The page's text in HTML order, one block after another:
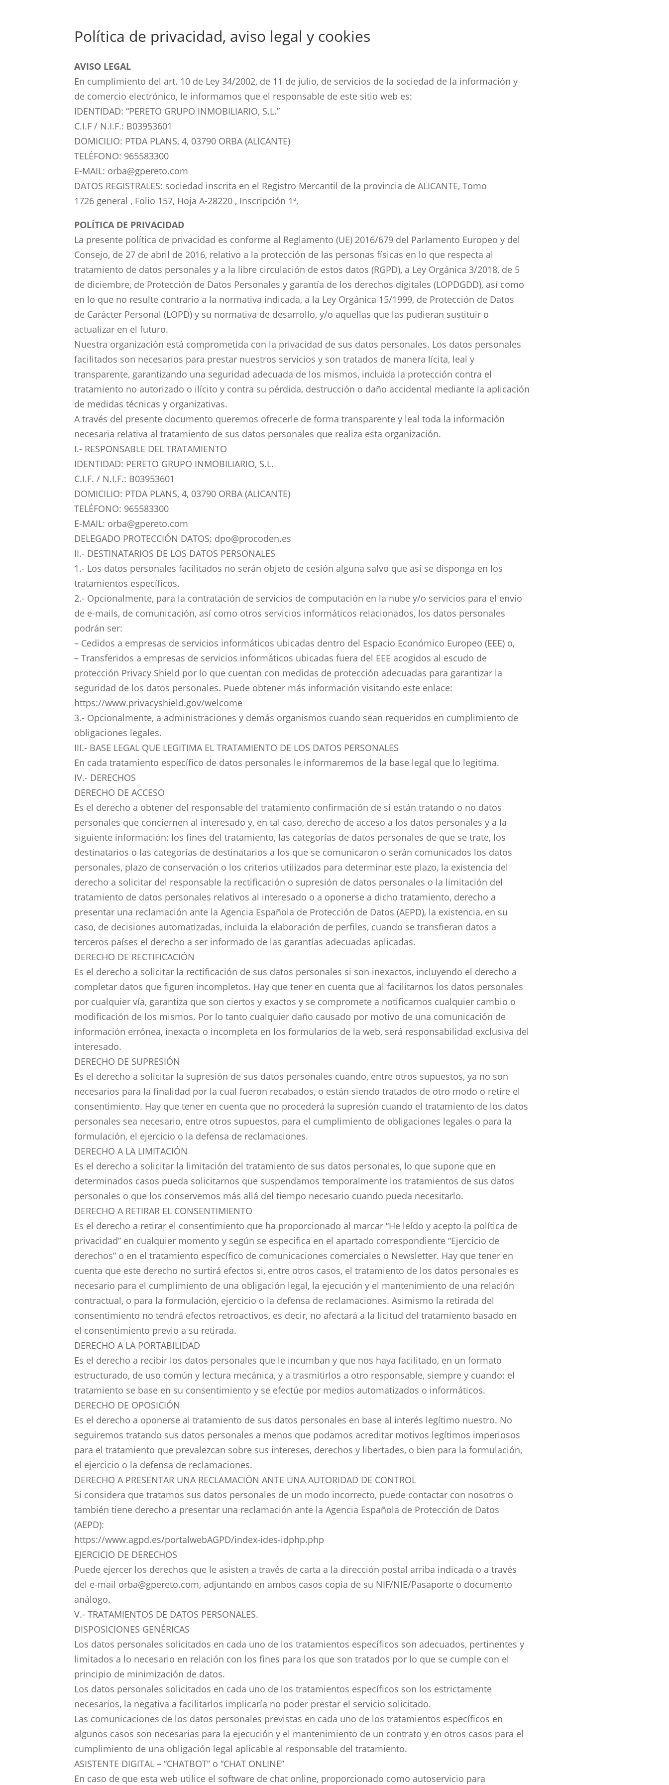
Política de privacidad, aviso legal y cookies
AVISO LEGAL
En cumplimiento del art. 10 de Ley 34/2002, de 11 de julio, de servicios de la sociedad de la información y
de comercio electrónico, le informamos que el responsable de este sitio web es:
IDENTIDAD: “PERETO GRUPO INMOBILIARIO, S.L.”
C.I.F / N.I.F.: B03953601
DOMICILIO: PTDA PLANS, 4, 03790 ORBA (ALICANTE)
TELÉFONO: 965583300
E-MAIL: orba@gpereto.com
DATOS REGISTRALES: sociedad inscrita en el Registro Mercantil de la provincia de ALICANTE, Tomo
1726 general , Folio 157, Hoja A-28220 , Inscripción 1ª,
POLÍTICA DE PRIVACIDAD
La presente política de privacidad es conforme al Reglamento (UE) 2016/679 del Parlamento Europeo y del
Consejo, de 27 de abril de 2016, relativo a la protección de las personas físicas en lo que respecta al
tratamiento de datos personales y a la libre circulación de estos datos (RGPD), a Ley Orgánica 3/2018, de 5
de diciembre, de Protección de Datos Personales y garantía de los derechos digitales (LOPDGDD), así como
en lo que no resulte contrario a la normativa indicada, a la Ley Orgánica 15/1999, de Protección de Datos
de Carácter Personal (LOPD) y su normativa de desarrollo, y/o aquellas que las pudieran sustituir o
actualizar en el futuro.
Nuestra organización está comprometida con la privacidad de sus datos personales. Los datos personales
facilitados son necesarios para prestar nuestros servicios y son tratados de manera lícita, leal y
transparente, garantizando una seguridad adecuada de los mismos, incluida la protección contra el
tratamiento no autorizado o ilícito y contra su pérdida, destrucción o daño accidental mediante la aplicación
de medidas técnicas y organizativas.
A través del presente documento queremos ofrecerle de forma transparente y leal toda la información
necesaria relativa al tratamiento de sus datos personales que realiza esta organización.
I.- RESPONSABLE DEL TRATAMIENTO
IDENTIDAD: PERETO GRUPO INMOBILIARIO, S.L.
C.I.F. / N.I.F.: B03953601
DOMICILIO: PTDA PLANS, 4, 03790 ORBA (ALICANTE)
TELÉFONO: 965583300
E-MAIL: orba@gpereto.com
DELEGADO PROTECCIÓN DATOS: dpo@procoden.es
II.- DESTINATARIOS DE LOS DATOS PERSONALES
1.- Los datos personales facilitados no serán objeto de cesión alguna salvo que así se disponga en los
tratamientos específicos.
2.- Opcionalmente, para la contratación de servicios de computación en la nube y/o servicios para el envío
de e-mails, de comunicación, así como otros servicios informáticos relacionados, los datos personales
podrán ser:
– Cedidos a empresas de servicios informáticos ubicadas dentro del Espacio Económico Europeo (EEE) o,
– Transferidos a empresas de servicios informáticos ubicadas fuera del EEE acogidos al escudo de
protección Privacy Shield por lo que cuentan con medidas de protección adecuadas para garantizar la
seguridad de los datos personales. Puede obtener más información visitando este enlace:
https://www.privacyshield.gov/welcome
3.- Opcionalmente, a administraciones y demás organismos cuando sean requeridos en cumplimiento de
obligaciones legales.
III.- BASE LEGAL QUE LEGITIMA EL TRATAMIENTO DE LOS DATOS PERSONALES
En cada tratamiento específico de datos personales le informaremos de la base legal que lo legitima.
IV.- DERECHOS
DERECHO DE ACCESO
Es el derecho a obtener del responsable del tratamiento confirmación de si están tratando o no datos
personales que conciernen al interesado y, en tal caso, derecho de acceso a los datos personales y a la
siguiente información: los fines del tratamiento, las categorías de datos personales de que se trate, los
destinatarios o las categorías de destinatarios a los que se comunicaron o serán comunicados los datos
personales, plazo de conservación o los criterios utilizados para determinar este plazo, la existencia del
derecho a solicitar del responsable la rectificación o supresión de datos personales o la limitación del
tratamiento de datos personales relativos al interesado o a oponerse a dicho tratamiento, derecho a
presentar una reclamación ante la Agencia Española de Protección de Datos (AEPD), la existencia, en su
caso, de decisiones automatizadas, incluida la elaboración de perfiles, cuando se transfieran datos a
terceros países el derecho a ser informado de las garantías adecuadas aplicadas.
DERECHO DE RECTIFICACIÓN
Es el derecho a solicitar la rectificación de sus datos personales si son inexactos, incluyendo el derecho a
completar datos que figuren incompletos. Hay que tener en cuenta que al facilitarnos los datos personales
por cualquier vía, garantiza que son ciertos y exactos y se compromete a notificarnos cualquier cambio o
modificación de los mismos. Por lo tanto cualquier daño causado por motivo de una comunicación de
información errónea, inexacta o incompleta en los formularios de la web, será responsabilidad exclusiva del
interesado.
DERECHO DE SUPRESIÓN
Es el derecho a solicitar la supresión de sus datos personales cuando, entre otros supuestos, ya no son
necesarios para la finalidad por la cual fueron recabados, o están siendo tratados de otro modo o retire el
consentimiento. Hay que tener en cuenta que no procederá la supresión cuando el tratamiento de los datos
personales sea necesario, entre otros supuestos, para el cumplimiento de obligaciones legales o para la
formulación, el ejercicio o la defensa de reclamaciones.
DERECHO A LA LIMITACIÓN
Es el derecho a solicitar la limitación del tratamiento de sus datos personales, lo que supone que en
determinados casos pueda solicitarnos que suspendamos temporalmente los tratamientos de sus datos
personales o que los conservemos más allá del tiempo necesario cuando pueda necesitarlo.
DERECHO A RETIRAR EL CONSENTIMIENTO
Es el derecho a retirar el consentimiento que ha proporcionado al marcar “He leído y acepto la política de
privacidad” en cualquier momento y según se especifica en el apartado correspondiente “Ejercicio de
derechos” o en el tratamiento específico de comunicaciones comerciales o Newsletter. Hay que tener en
cuenta que este derecho no surtirá efectos si, entre otros casos, el tratamiento de los datos personales es
necesario para el cumplimiento de una obligación legal, la ejecución y el mantenimiento de una relación
contractual, o para la formulación, ejercicio o la defensa de reclamaciones. Asimismo la retirada del
consentimiento no tendrá efectos retroactivos, es decir, no afectará a la licitud del tratamiento basado en
el consentimiento previo a su retirada.
DERECHO A LA PORTABILIDAD
Es el derecho a recibir los datos personales que le incumban y que nos haya facilitado, en un formato
estructurado, de uso común y lectura mecánica, y a trasmitirlos a otro responsable, siempre y cuando: el
tratamiento se base en su consentimiento y se efectúe por medios automatizados o informáticos.
DERECHO DE OPOSICIÓN
Es el derecho a oponerse al tratamiento de sus datos personales en base al interés legítimo nuestro. No
seguiremos tratando sus datos personales a menos que podamos acreditar motivos legítimos imperiosos
para el tratamiento que prevalezcan sobre sus intereses, derechos y libertades, o bien para la formulación,
el ejercicio o la defensa de reclamaciones.
DERECHO A PRESENTAR UNA RECLAMACIÓN ANTE UNA AUTORIDAD DE CONTROL
Si considera que tratamos sus datos personales de un modo incorrecto, puede contactar con nosotros o
también tiene derecho a presentar una reclamación ante la Agencia Española de Protección de Datos
(AEPD):
https://www.agpd.es/portalwebAGPD/index-ides-idphp.php
EJERCICIO DE DERECHOS
Puede ejercer los derechos que le asisten a través de carta a la dirección postal arriba indicada o a través
del e-mail orba@gpereto.com, adjuntando en ambos casos copia de su NIF/NIE/Pasaporte o documento
análogo.
V.- TRATAMIENTOS DE DATOS PERSONALES.
DISPOSICIONES GENÉRICAS
Los datos personales solicitados en cada uno de los tratamientos específicos son adecuados, pertinentes y
limitados a lo necesario en relación con los fines para los que son tratados por lo que se cumple con el
principio de minimización de datos.
Los datos personales solicitados en cada uno de los tratamientos específicos son los estrictamente
necesarios, la negativa a facilitarlos implicaría no poder prestar el servicio solicitado.
Las comunicaciones de los datos personales previstas en cada uno de los tratamientos específicos en
algunos casos son necesarias para la ejecución y el mantenimiento de un contrato y en otros casos para el
cumplimiento de una obligación legal aplicable al responsable del tratamiento.
ASISTENTE DIGITAL – “CHATBOT” o “CHAT ONLINE”
En caso de que esta web utilice el software de chat online, proporcionado como autoservicio para